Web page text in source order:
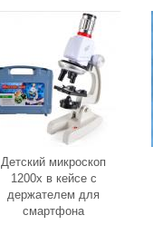
Детский микроскоп
1200x в кейсе с
держателем для
смартфона